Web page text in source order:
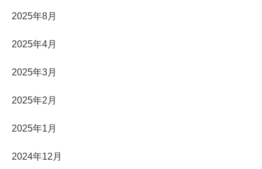
2025年8月
2025年4月
2025年3月
2025年2月
2025年1月
2024年12月